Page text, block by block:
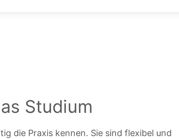
Studium
die Praxis kennen. Sie sind flexibel und